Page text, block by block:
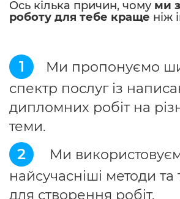
Ось кілька причин, чому ми
роботу для тебе краще ніж
1
Ми пропонуємо
спектр послуг із
дипломних робіт на
теми.
2
Ми
найсучасніші методи та
для створення робіт.